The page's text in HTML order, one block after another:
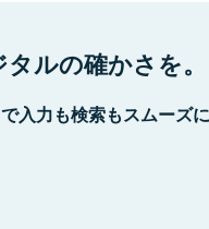
ルの確かさを。
入力も検索もスムーズ